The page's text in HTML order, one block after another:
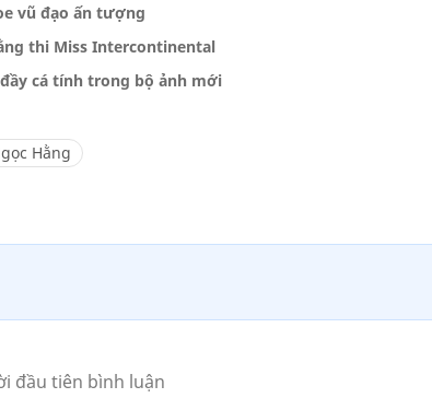
vũ đạo ấn tượng
thi Miss Intercontinental
cá tính trong bộ ảnh mới
Hằng